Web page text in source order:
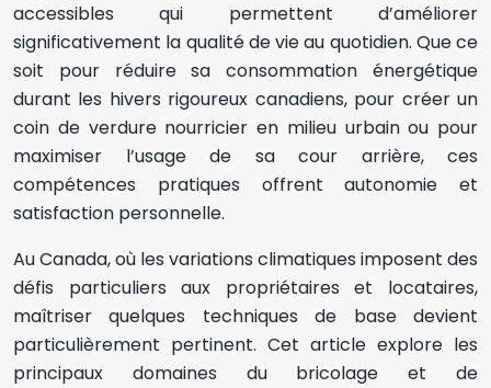
accessibles qui permettent d’améliorer
significativement la qualité de vie au quotidien. Que ce
soit pour réduire sa consommation énergétique
durant les hivers rigoureux canadiens, pour créer un
coin de verdure nourricier en milieu urbain ou pour
maximiser l’usage de sa cour arrière, ces
compétences pratiques offrent autonomie et
satisfaction personnelle.
Au Canada, où les variations climatiques imposent des
défis particuliers aux propriétaires et locataires,
maîtriser quelques techniques de base devient
particulièrement pertinent. Cet article explore les
principaux domaines du bricolage et de